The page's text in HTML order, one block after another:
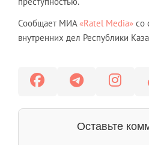
Сообщает МИА «Ratel Media» со
внутренних дел Республики
Оставьте